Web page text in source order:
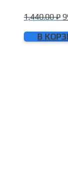
1,440.00₽
В